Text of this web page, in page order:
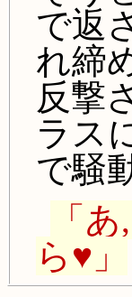
で返
れ締
反撃
ラス
で騒
「
ら♥」